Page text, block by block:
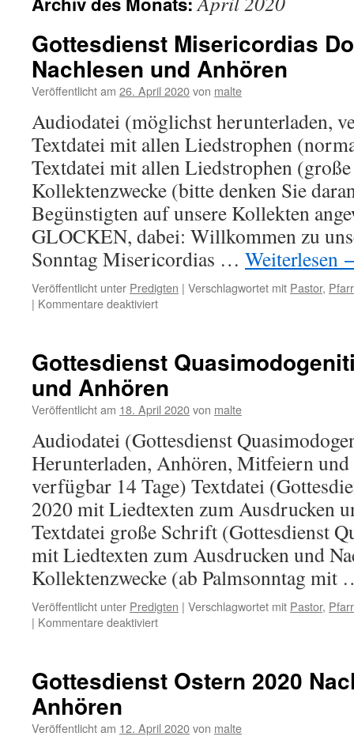
Gottesdienst Misericordias
Nachlesen und Anhören
Veröffentlicht am 26. April 2020von malte
Audiodatei (möglichst herunterladen,
Textdatei mit allen Liedstrophen
Textdatei mit allen Liedstrophen
Kollektenzwecke (bitte denken Sie
Begünstigten auf unsere Kollekten
GLOCKEN, dabei: Willkommen zu
Sonntag Misericordias … Weiterlesen
Veröffentlicht unter Predigten | Verschlagwortet mit Pastor,
| Kommentare deaktiviertfür
2020
Nachlesen
und
Anhören
Gottesdienst
und Anhören
Veröffentlicht am 18. April 2020von malte
Audiodatei (Gottesdienst
Herunterladen, Anhören, Mitfeiern und
verfügbar 14 Tage) Textdatei
2020 mit Liedtexten zum Ausdrucken
Textdatei große Schrift (Gottesdienst
mit Liedtexten zum Ausdrucken und
Kollektenzwecke (ab Palmsonntag
Veröffentlicht unter Predigten | Verschlagwortet mit Pastor,
| Kommentare deaktiviertfür
Nachlesen
Gottesdienst Ostern 2020
Anhören
Veröffentlicht am 12. April 2020von malte